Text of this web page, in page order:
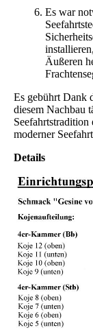
Es war
Äußeren
Es gebührt Dank
diesem Nachbau
Seefahrtstradition
moderner
Details